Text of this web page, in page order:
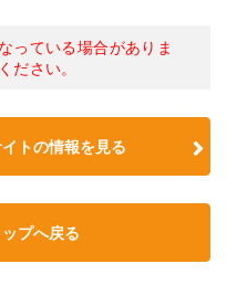
っている場合がありま
ださい。
トの情報を見る
プへ戻る